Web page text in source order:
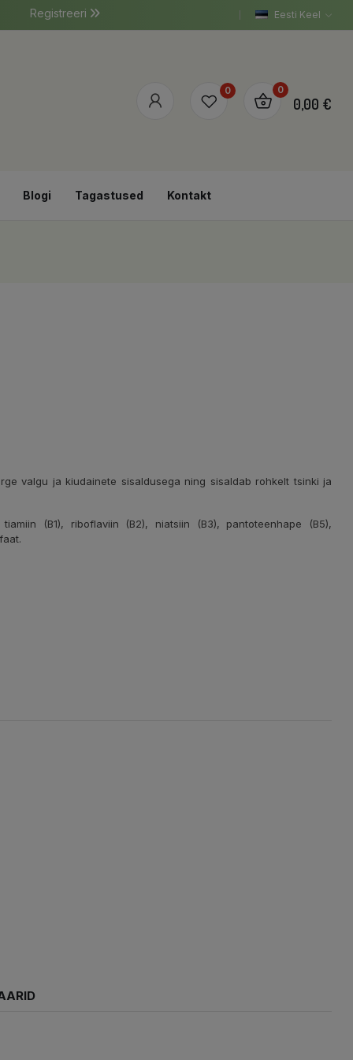
Eesti Keel
Registreeri
0 0
0,00 €
Blogi Tagastused Kontakt
valgu ja kiudainete sisaldusega ning sisaldab rohkelt tsinki ja
tiamiin (B1), riboflaviin (B2), niatsiin (B3), pantoteenhape (B5),